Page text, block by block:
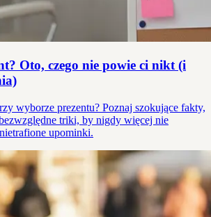
Oto, czego nie powie ci nikt (i
wyborze prezentu? Poznaj szokujące fakty,
triki, by nigdy więcej nie
upominki.